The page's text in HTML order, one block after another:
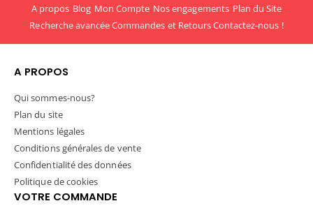
A propos Blog Mon Compte Nos engagements Plan du Site
Recherche avancéeCommandes et RetoursContactez-nous !
A PROPOS
Qui sommes-nous?
Plan du site
Mentions légales
Conditions générales de vente
Confidentialité des données
Politique de cookies
VOTRE COMMANDE